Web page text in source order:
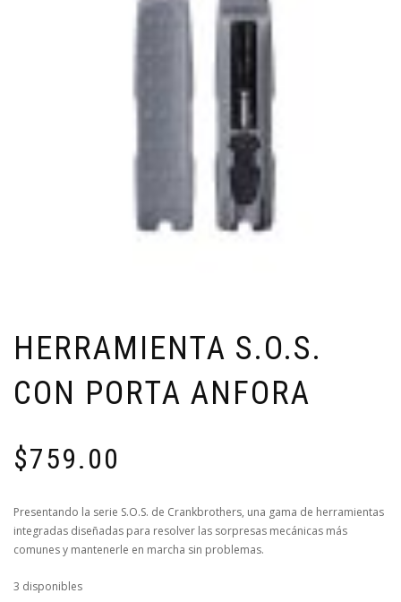
HERRAMIENTA S.O.S.
CON PORTA ANFORA
$759.00
Presentando la serie S.O.S. de Crankbrothers, una gama de herramientas
integradas diseñadas para resolver las sorpresas mecánicas más
comunes y mantenerle en marcha sin problemas.
3 disponibles